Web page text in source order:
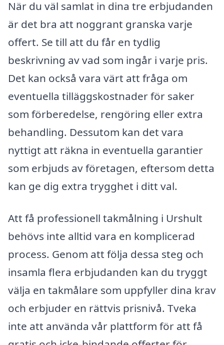
När du väl samlat in dina tre erbjudanden
är det bra att noggrant granska varje
offert. Se till att du får en tydlig
beskrivning av vad som ingår i varje pris.
Det kan också vara värt att fråga om
eventuella tilläggskostnader för saker
som förberedelse, rengöring eller extra
behandling. Dessutom kan det vara
nyttigt att räkna in eventuella garantier
som erbjuds av företagen, eftersom detta
kan ge dig extra trygghet i ditt val.
Att få professionell takmålning i Urshult
behövs inte alltid vara en komplicerad
process. Genom att följa dessa steg och
insamla flera erbjudanden kan du tryggt
välja en takmålare som uppfyller dina krav
och erbjuder en rättvis prisnivå. Tveka
inte att använda vår plattform för att få